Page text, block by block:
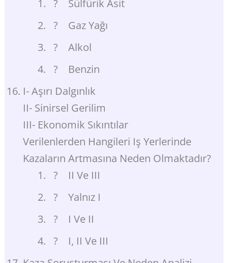
? Sülfürik Asit
? Gaz Yağı
? Alkol
? Benzin
I- Aşırı Dalgınlık
II- Sinirsel Gerilim
III- Ekonomik Sıkıntılar
Verilenlerden Hangileri Iş Yerlerinde
Kazaların Artmasına Neden Olmaktadır?
? II Ve III
? Yalnız I
? I Ve II
? I, II Ve III